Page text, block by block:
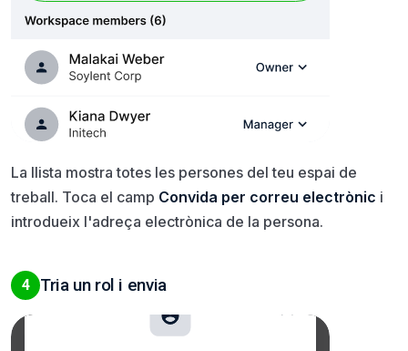
La llista mostra totes les persones del teu espai de
treball. Toca el camp Convida per correu electrònic i
introdueix l'adreça electrònica de la persona.
4 Tria un rol i envia